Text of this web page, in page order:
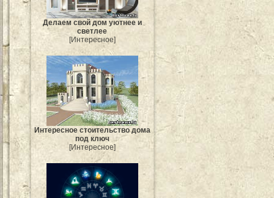
Делаем свой дом уютнее и
светлее
[Интересное]
Интересное стоительство дома
под ключ
[Интересное]